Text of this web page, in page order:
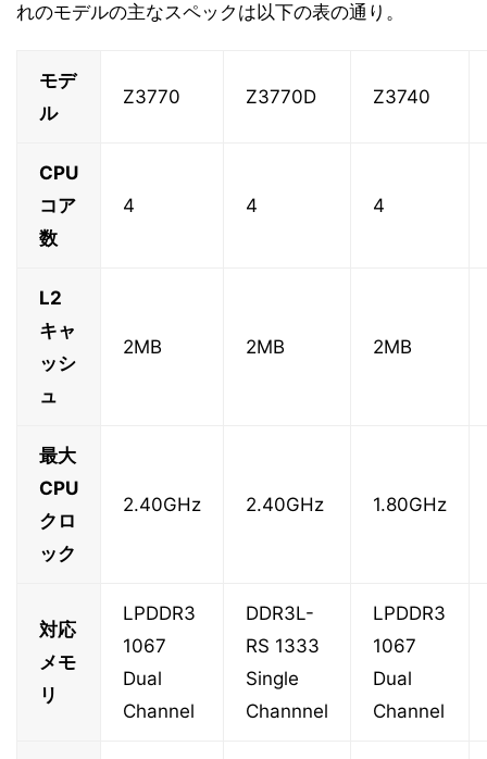
れのモデルの主なスペックは以下の表の通り。
モデ
ル
Z3770 Z3770D Z3740
CPU
コア
数
4 4 4
L2
キャ
ッシ
ュ
2MB 2MB 2MB
最大
CPU
クロ
ック
2.40GHz 2.40GHz 1.80GHz
対応
メモ
リ
LPDDR3
1067
Dual
Channel
DDR3L-
RS 1333
Single
Channnel
LPDDR3
1067
Dual
Channel